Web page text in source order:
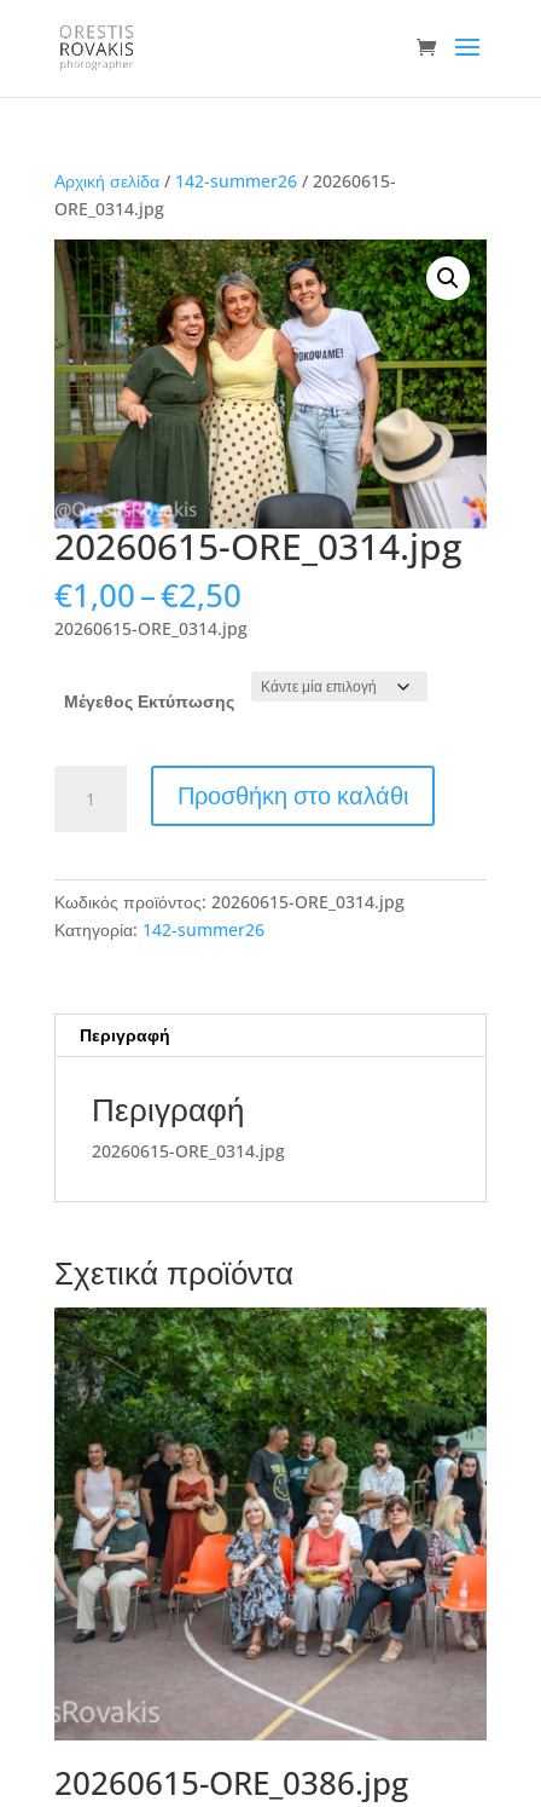
Αρχική σελίδα/ 142-summer26/ 20260615-
ORE_0314.jpg
20260615-ORE_0314.jpg
€1,00–€2,50Price
range:
€1,00
through
€2,50
20260615-ORE_0314.jpg
Μέγεθος Εκτύπωσης
ORE_0314.jpg
Προσθήκη στο καλάθι
Κωδικός προϊόντος: 20260615-ORE_0314.jpg
Κατηγορία: 142-summer26
Περιγραφή
Περιγραφή
20260615-ORE_0314.jpg
Σχετικά προϊόντα
20260615-ORE_0386.jpg